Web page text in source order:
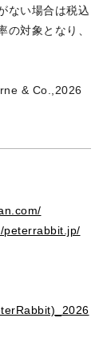
ない場合は税込
対象となり、
& Co.,2026
peterrabbit.jp/